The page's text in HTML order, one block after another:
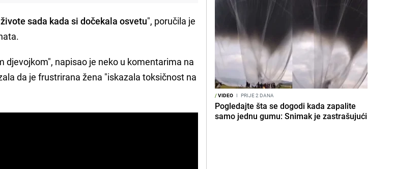
sada kada si dočekala osvetu", poručila je
djevojkom", napisao je neko u komentarima na
da je frustrirana žena "iskazala toksičnost na
/VIDEO I PRIJE 2 DANA
Pogledajte šta se dogodi kada zapalite
samo jednu gumu: Snimak je zastrašujući